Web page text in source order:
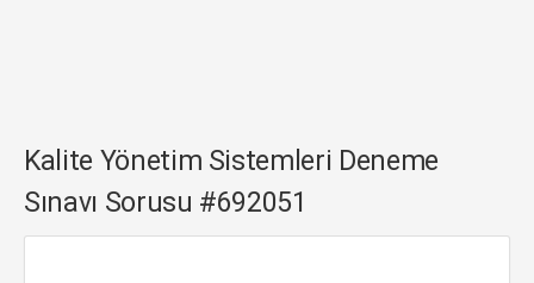
Kalite Yönetim Sistemleri Deneme
Sınavı Sorusu #692051